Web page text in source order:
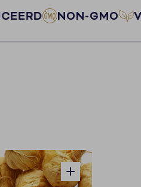
NON-GMO VEGAN